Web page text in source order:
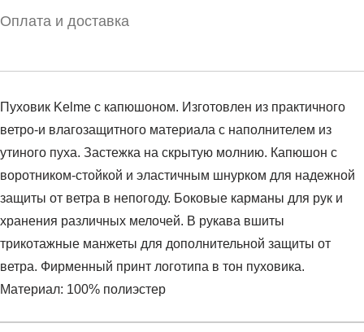
Оплата и доставка
Пуховик Kelme с капюшоном. Изготовлен из практичного
ветро-и влагозащитного материала с наполнителем из
утиного пуха. Застежка на скрытую молнию. Капюшон с
воротником-стойкой и эластичным шнурком для надежной
защиты от ветра в непогоду. Боковые карманы для рук и
хранения различных мелочей. В рукава вшиты
трикотажные манжеты для дополнительной защиты от
ветра. Фирменный принт логотипа в тон пуховика.
Материал: 100% полиэстер